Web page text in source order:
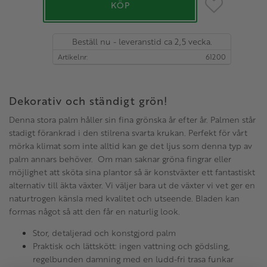
KÖP
Beställ nu - leveranstid ca 2,5 vecka.
Artikelnr 61200
Dekorativ och ständigt grön!
Denna stora palm håller sin fina grönska år efter år. Palmen står
stadigt förankrad i den stilrena svarta krukan. Perfekt för vårt
mörka klimat som inte alltid kan ge det ljus som denna typ av
palm annars behöver. Om man saknar gröna fingrar eller
möjlighet att sköta sina plantor så är konstväxter ett fantastiskt
alternativ till äkta växter. Vi väljer bara ut de växter vi vet ger en
naturtrogen känsla med kvalitet och utseende. Bladen kan
formas något så att den får en naturlig look.
Stor, detaljerad och konstgjord palm
Praktisk och lättskött: ingen vattning och gödsling,
regelbunden damning med en ludd-fri trasa funkar